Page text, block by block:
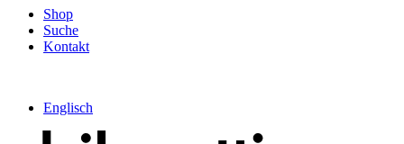
Shop
Suche
Kontakt
Englisch